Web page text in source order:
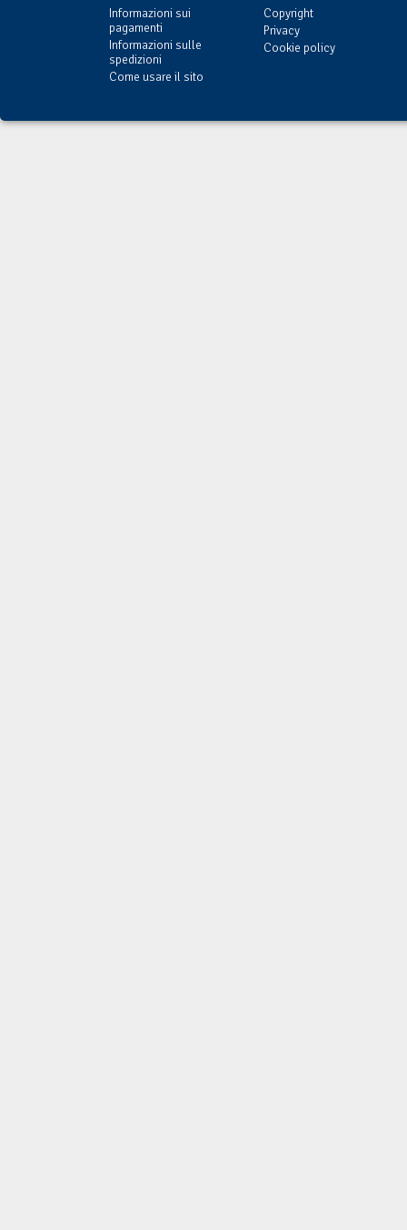
Informazioni sui
pagamenti
Informazioni sulle
spedizioni
Come usare il sito
Copyright
Privacy
Cookie policy